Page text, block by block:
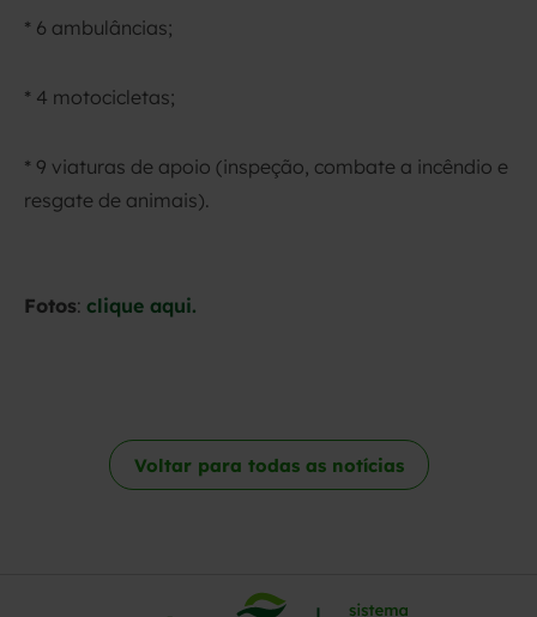
* 6 ambulâncias;
* 4 motocicletas;
* 9 viaturas de apoio (inspeção, combate a incêndio e
resgate de animais).
Fotos: clique aqui.
Voltar para todas as notícias